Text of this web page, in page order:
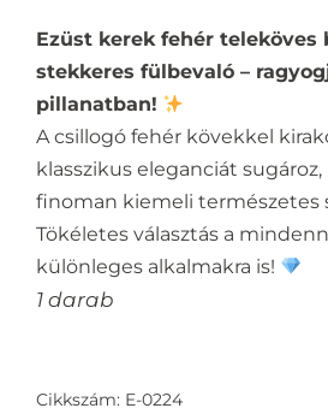
Ezüst kerek fehér teleköves
stekkeres fülbevaló –
pillanatban!
A csillogó fehér kövekkel
klasszikus eleganciát
finoman kiemeli természetes
Tökéletes választás a
különleges alkalmakra is!
1 darab
Cikkszám: E-0224